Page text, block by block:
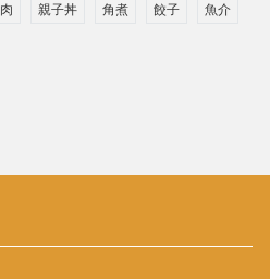
肉 親子丼 角煮 餃子 魚介